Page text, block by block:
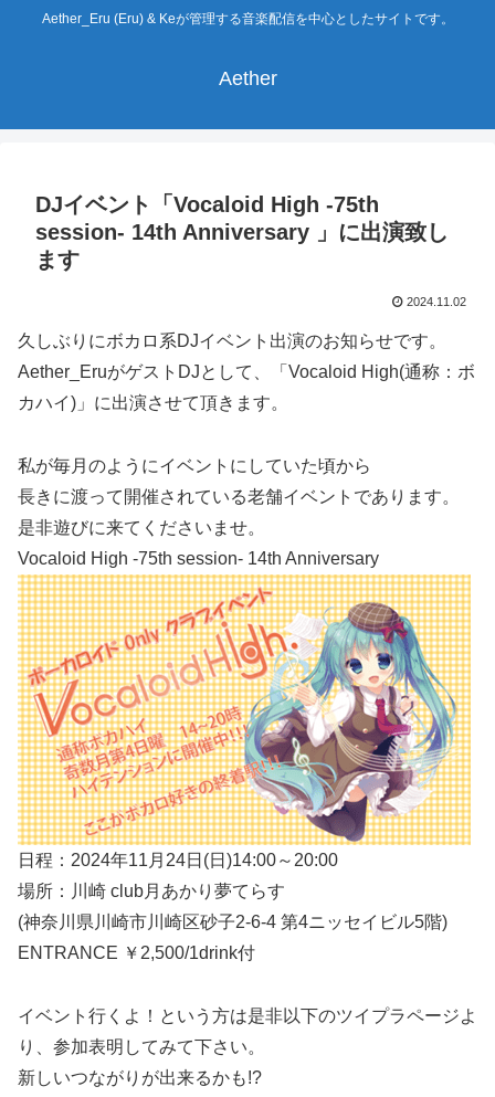
Aether_Eru (Eru) & Keが管理する音楽配信を中心としたサイトです。
Aether
DJイベント「Vocaloid High -75th
session- 14th Anniversary 」に出演致し
ます
2024.11.02
久しぶりにボカロ系DJイベント出演のお知らせです。
Aether_EruがゲストDJとして、「Vocaloid High(通称：ボ
カハイ)」に出演させて頂きます。
私が毎月のようにイベントにしていた頃から
長きに渡って開催されている老舗イベントであります。
是非遊びに来てくださいませ。
Vocaloid High -75th session- 14th Anniversary
日程：2024年11月24日(日)14:00～20:00
場所：川崎 club月あかり夢てらす
(神奈川県川崎市川崎区砂子2-6-4 第4ニッセイビル5階)
ENTRANCE ￥2,500/1drink付
イベント行くよ！という方は是非以下のツイプラページよ
り、参加表明してみて下さい。
新しいつながりが出来るかも!?